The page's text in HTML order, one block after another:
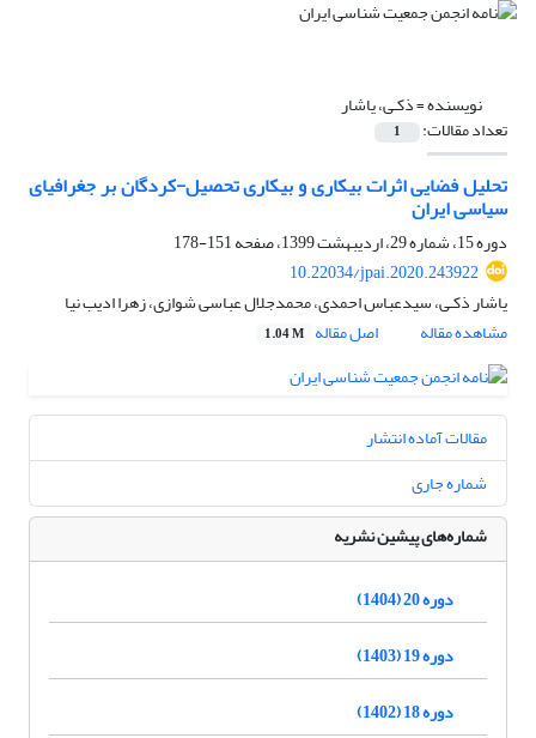
نویسنده =ذکـی، یاشار
تعداد مقالات: 1
تحلیل فضایی اثرات بیکاری و بیکاری تحصیل-کردگان بر جغرافیای
سیاسی ایران
دوره 15، شماره 29، اردیبهشت 1399، صفحه
151-178
10.22034/jpai.2020.243922
یاشار ذکـی، سیدعباس احمدی، محمدجلال عباسی شوازی، زهرا ادیب نیا
مشاهده مقاله
اصل مقاله 1.04 M
مقالات آماده انتشار
شماره جاری
شماره‌های پیشین نشریه
دوره 20 (1404)
دوره 19 (1403)
دوره 18 (1402)